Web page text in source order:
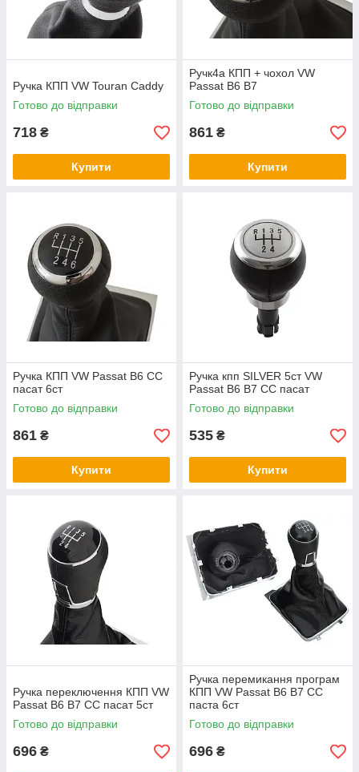
Ручка КПП VW Touran Caddy
Готово до відправки
718 ₴
Купити
Ручк4а КПП + чохол VW
Passat B6 B7
Готово до відправки
861 ₴
Купити
Ручка КПП VW Passat B6 CC
пасат 6ст
Готово до відправки
861 ₴
Купити
Ручка кпп SILVER 5ст VW
Passat B6 B7 CC пасат
Готово до відправки
535 ₴
Купити
Ручка переключення КПП VW
Passat B6 B7 CC пасат 5ст
Готово до відправки
696 ₴
Ручка перемикання програм
КПП VW Passat B6 B7 CC
паста 6ст
Готово до відправки
696 ₴